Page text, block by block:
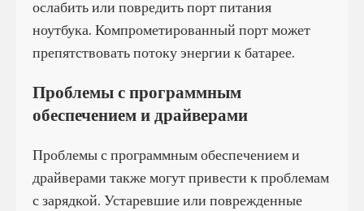
ослабить или повредить порт питания
ноутбука. Компрометированный порт может
препятствовать потоку энергии к батарее.
Проблемы с программным
обеспечением и драйверами
Проблемы с программным обеспечением и
драйверами также могут привести к проблемам
с зарядкой. Устаревшие или поврежденные